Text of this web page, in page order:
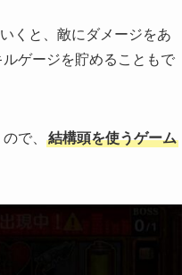
くと、敵にダメージをあ
ゲージを貯めることもで
で、
結構頭を使うゲーム